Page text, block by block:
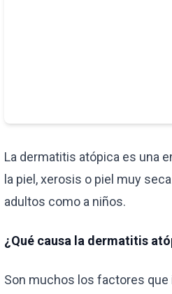
La dermatitis atópica es una
la piel, xerosis o piel muy
adultos como a niños.
¿Qué causa la dermatitis
Son muchos los factores